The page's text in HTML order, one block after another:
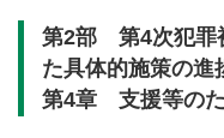
第2部 第4次犯罪
た具体的施策の進
第4章 支援等の